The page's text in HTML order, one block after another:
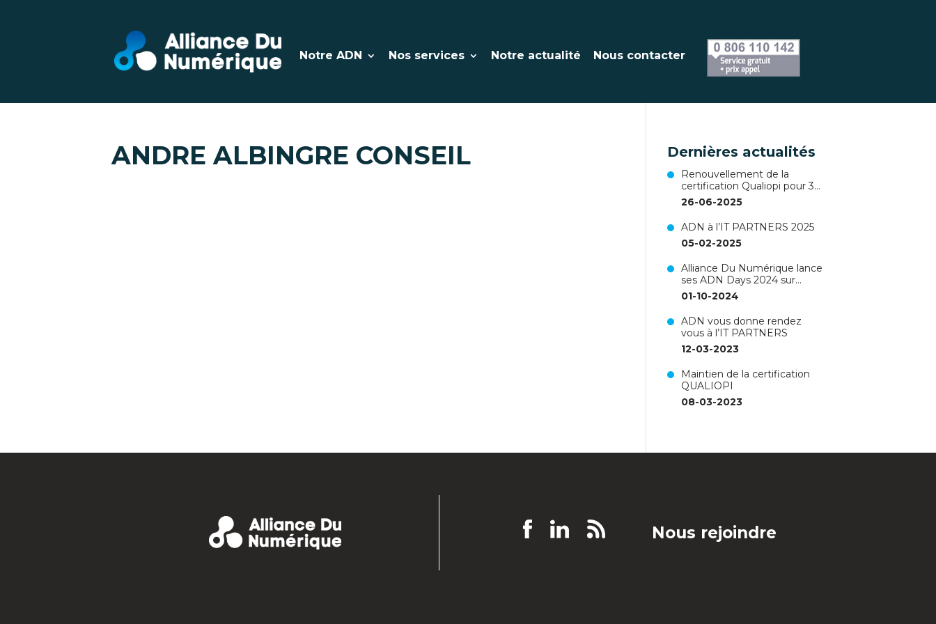
Notre ADN Nos services Notre actualité Nous contacter
ANDRE ALBINGRE CONSEIL Dernières actualités
Renouvellement de la
certification Qualiopi pour 3
ans !
26-06-2025
ADN à l’IT PARTNERS 2025
05-02-2025
Alliance Du Numérique lance
ses ADN Days 2024 sur
Nantes !
01-10-2024
ADN vous donne rendez
vous à l’IT PARTNERS
12-03-2023
Maintien de la certification
QUALIOPI
08-03-2023
Nous rejoindre